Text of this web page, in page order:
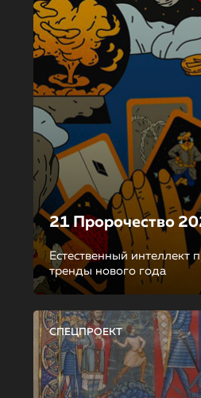
21 Пророчество
Естественный интеллект
тренды нового года
СПЕЦПРОЕКТ